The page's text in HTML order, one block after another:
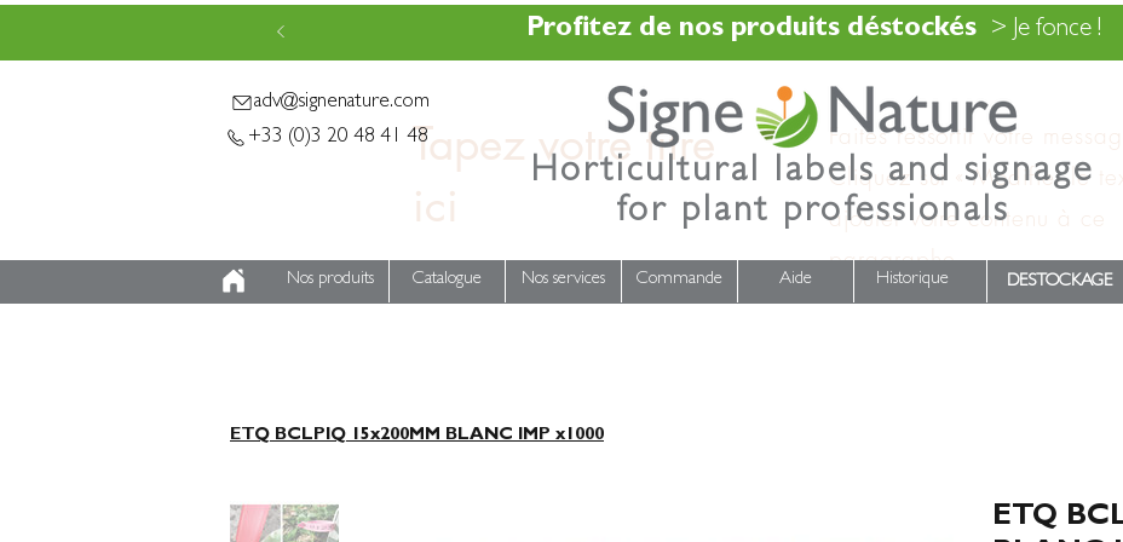
Profitez de nos produits déstockés > Je fonce !
Tapez votre titre
Faites ressortir votre
Cliquez sur « Modifier le
ajouter votre contenu à ce
paragraphe.
adv@signenature.com
+33 (0)3 20 48 41 48
Horticultural labels and signage
for plant professionals
Nos produits Catalogue Nos services Commande Aide Historique DESTOCKAGE
ETQ BCLPIQ 15x200MM BLANC IMP x1000
ETQ